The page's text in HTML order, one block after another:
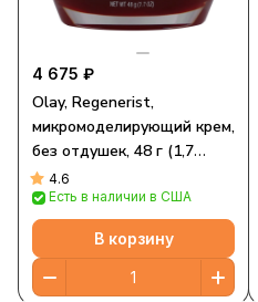
4 675 ₽
Olay, Regenerist,
микромоделирующий крем,
без отдушек, 48 г (1,7
унции)
4.6
Есть в наличии в США
В корзину